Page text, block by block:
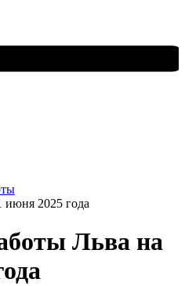
июня 2025 года
Льва на